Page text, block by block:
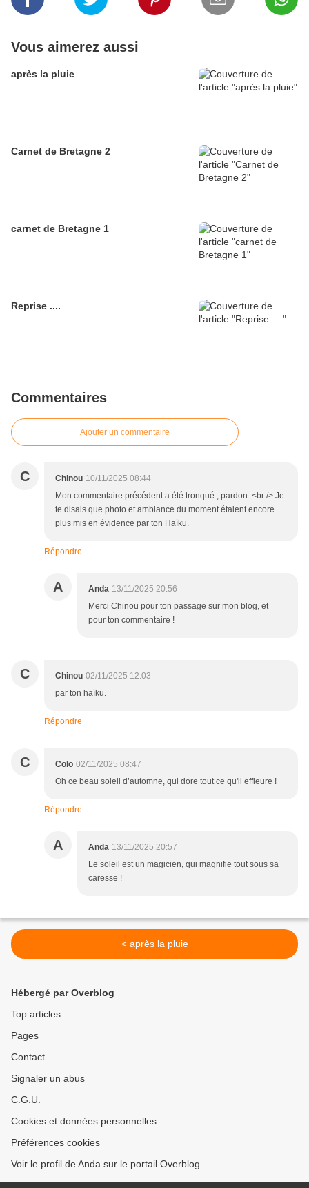
Vous aimerez aussi
après la pluie
Carnet de Bretagne 2
carnet de Bretagne 1
Reprise ....
Commentaires
Ajouter un commentaire
C Chinou 10/11/2025 08:44
Mon commentaire précédent a été tronqué , pardon. <br /> Je
te disais que photo et ambiance du moment étaient encore
plus mis en évidence par ton Haïku.
Répondre
A Anda 13/11/2025 20:56
Merci Chinou pour ton passage sur mon blog, et
pour ton commentaire !
C Chinou 02/11/2025 12:03
par ton haïku.
Répondre
C Colo 02/11/2025 08:47
Oh ce beau soleil d’automne, qui dore tout ce qu'il effleure !
Répondre
A Anda 13/11/2025 20:57
Le soleil est un magicien, qui magnifie tout sous sa
caresse !
< après la pluie
Hébergé par Overblog
Top articles
Pages
Contact
Signaler un abus
C.G.U.
Cookies et données personnelles
Préférences cookies
Voir le profil de Anda sur le portail Overblog